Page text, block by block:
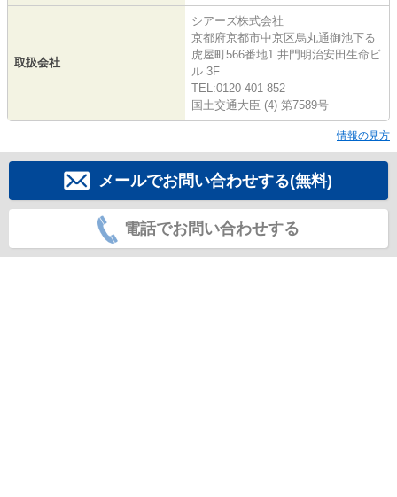
取扱会社
シアーズ株式会社
京都府京都市中京区烏丸通御池下る
虎屋町566番地1 井門明治安田生命ビ
ル 3F
TEL:0120-401-852
国土交通大臣 (4) 第7589号
情報の見方
メールでお問い合わせする(無料)
電話でお問い合わせする